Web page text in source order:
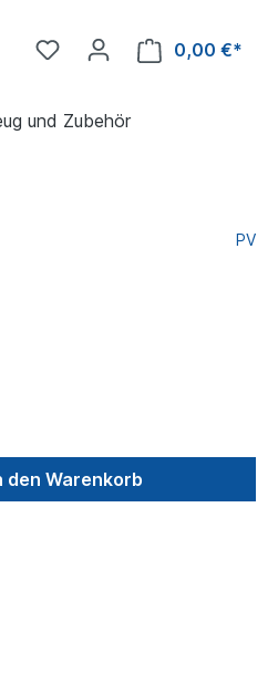
0,00 €*
und Zubehör
PV
den Warenkorb